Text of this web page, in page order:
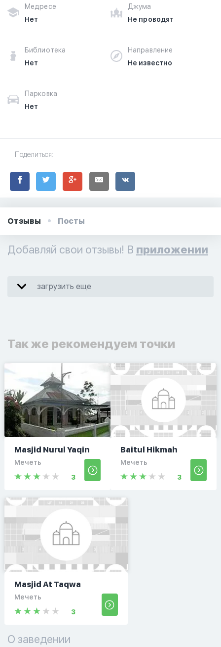
Медресе
Нет
Джума
Не проводят
Библиотека
Нет
Направление
Не известно
Парковка
Нет
Поделиться:
Отзывы Посты
Добавляй свои отзывы! В приложении
загрузить еще
Так же рекомендуем точки
Masjid Nurul Yaqin
Мечеть
3
Baitul Hikmah
Мечеть
3
Masjid At Taqwa
Мечеть
3
О заведении